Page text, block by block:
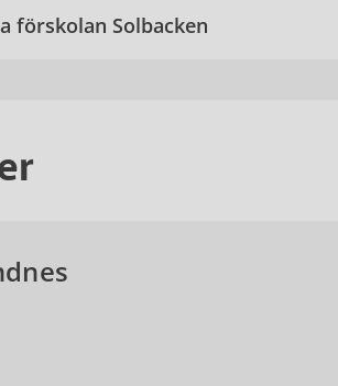
förskolan Solbacken